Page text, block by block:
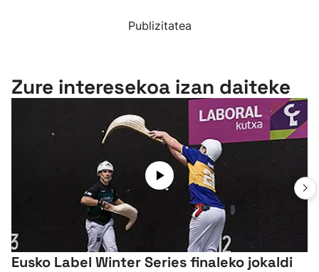
Publizitatea
Zure interesekoa izan daiteke
Eusko Label Winter Series finaleko jokaldi